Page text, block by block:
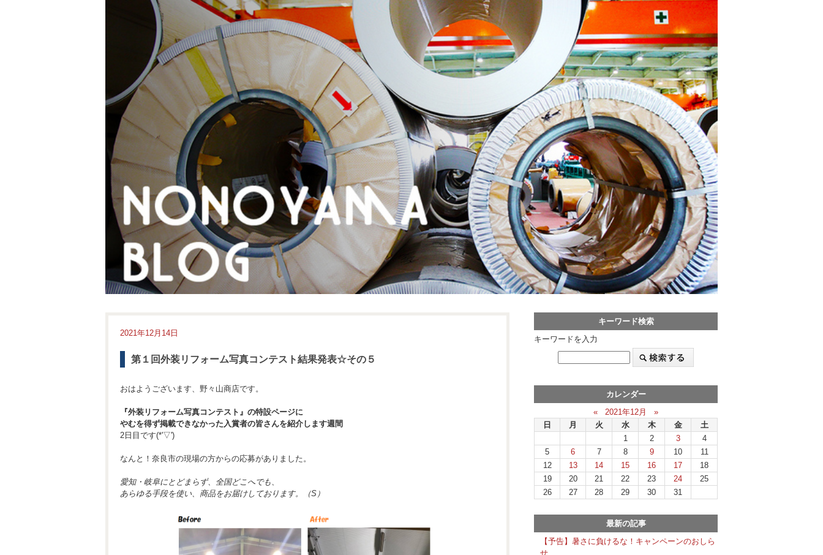
2021年12月14日
第１回外装リフォーム写真コンテスト結果発表☆その５
おはようございます、野々山商店です。
『外装リフォーム写真コンテスト』の特設ページに
やむを得ず掲載できなかった入賞者の皆さんを紹介します週間
2日目です(*'▽')
なんと！奈良市の現場の方からの応募がありました。
愛知・岐阜にとどまらず、全国どこへでも、
あらゆる手段を使い、商品をお届けしております。（S）
キーワード検索
キーワードを入力
カレンダー
«
2021年12月
»
日
月 火 水 木 金
土
1
2 3
4
5
6 7 8 9 10
11
12
13 14 15 16 17
18
19
20 21 22 23 24
25
26
27 28 29 30 31
最新の記事
【予告】暑さに負けるな！キャンペーンのおしら
せ